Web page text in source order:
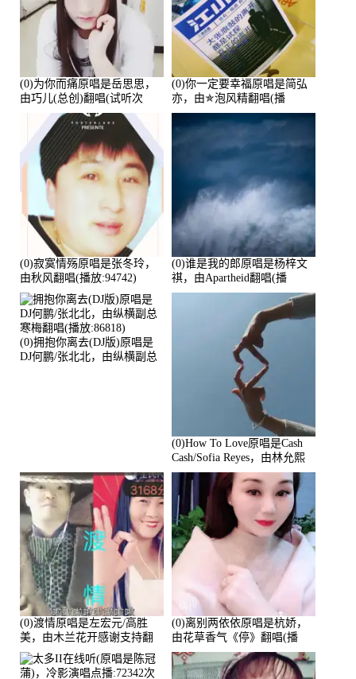
(0)为你而痛原唱是岳思思，
由巧儿(总创)翻唱(试听次
数:108697)
(0)你一定要幸福原唱是简弘
亦，由✯泡风精翻唱(播
放:102381)
(0)寂寞情殇原唱是张冬玲，
由秋风翻唱(播放:94742)
(0)谁是我的郎原唱是杨梓文
祺，由Apartheid翻唱(播
放:94178)
(0)拥抱你离去(DJ版)原唱是
DJ何鹏/张北北，由纵横副总
(0)How To Love原唱是Cash
Cash/Sofia Reyes，由林允熙
翻唱(播放:84447)
(0)渡情原唱是左宏元/高胜
美，由木兰花开感谢支持翻
唱(播放:82339)
(0)离别两依依原唱是杭娇，
由花草香气《停》翻唱(播
放:81215)